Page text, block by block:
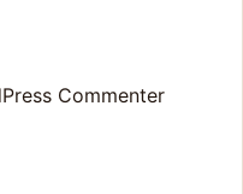
Commenter